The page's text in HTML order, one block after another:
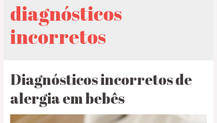
diagnósticos
incorretos
Diagnósticos incorretos de
alergia em bebês